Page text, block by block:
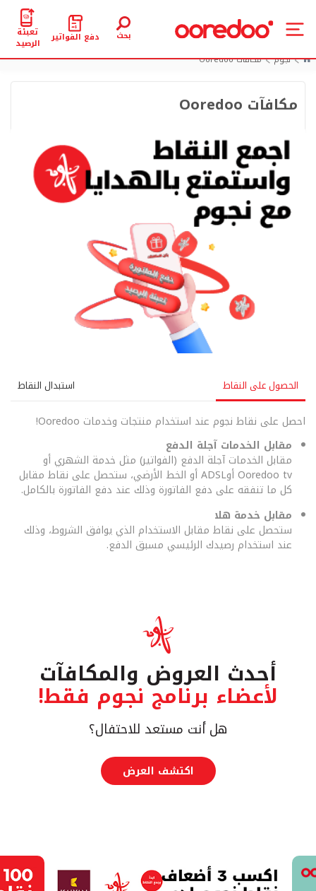
بحث دفع الفواتير تعبئة
الرصيد
نجوم
مكافآت Ooredoo
مكافآت Ooredoo
الحصول على النقاط استبدال النقاط
احصل على نقاط نجوم عند استخدام منتجات وخدمات Ooredoo!
مقابل الخدمات آجلة الدفع
مقابل الخدمات آجلة الدفع (الفواتير) مثل خدمة الشهري أو
Ooredoo tv أوADSL أو الخط الأرضي، ستحصل على نقاط مقابل
كل ما تنفقه على دفع الفاتورة وذلك عند دفع الفاتورة بالكامل.
مقابل خدمة هلا
ستحصل على نقاط مقابل الاستخدام الذي يوافق الشروط، وذلك
عند استخدام رصيدك الرئيسي مسبق الدفع.
أحدث العروض والمكافآت
لأعضاء برنامج نجوم فقط!
هل أنت مستعد للاحتفال؟
اكتشف العرض